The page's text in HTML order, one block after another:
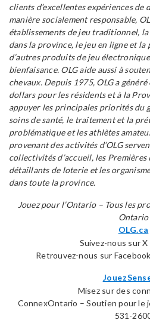
clients d’excellentes expériences de
manière socialement responsable,
établissements de jeu traditionnel,
dans la province, le jeu en ligne et
d’autres produits de jeu
bienfaisance. OLG aide aussi à
chevaux. Depuis 1975, OLG a
dollars pour les résidents et à la
appuyer les principales priorités du
soins de santé, le traitement et la
problématique et les athlètes
provenant des activités d’OLG
collectivités d’accueil, les
détaillants de loterie et les
dans toute la province.
Jouez pour l’Ontario – Tous les
Ontario
OLG.ca
Suivez-nous sur X
Retrouvez-nous sur
Misez sur des
ConnexOntario – Soutien pour le
531-